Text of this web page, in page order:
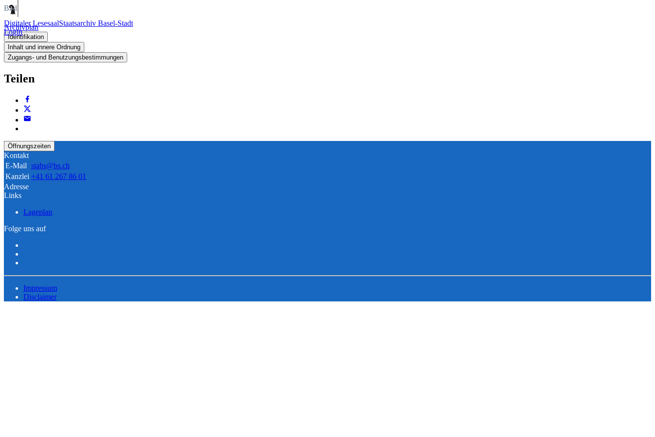
Digitaler LesesaalStaatsarchiv Basel-Stadt
Login
Bild
Archivplan
Identifikation
Inhalt und innere Ordnung
Zugangs- und Benutzungsbestimmungen
Teilen
Öffnungszeiten
Kontakt
E-Mail stabs@bs.ch
Kanzlei +41 61 267 86 01
Adresse
Links
Lageplan
Folge uns auf
Impressum
Disclaimer